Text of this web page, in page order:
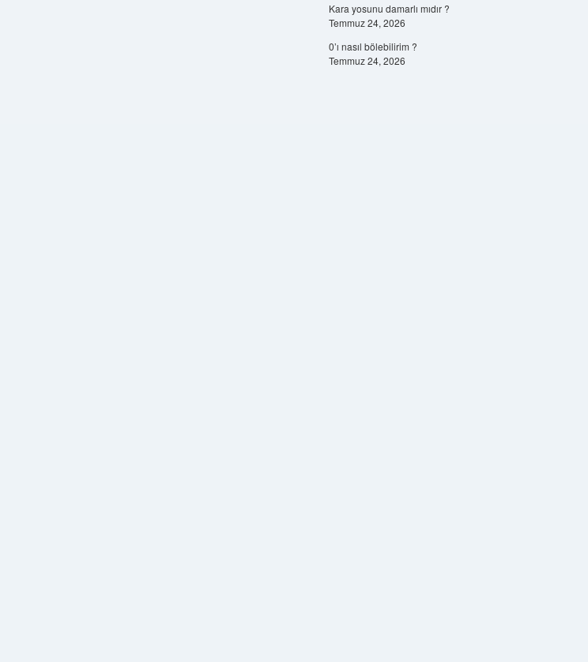
Kara yosunu damarlı mıdır ?
Temmuz 24, 2026
0’ı nasıl bölebilirim ?
Temmuz 24, 2026